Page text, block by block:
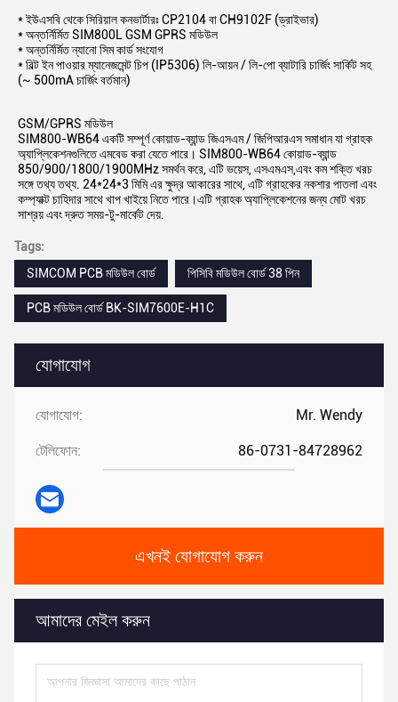
যোগাযোগ
যোগাযোগ: Mr. Wendy
টেলিফোন: 86-0731-84728962
এখনই যোগাযোগ করুন
আমাদের মেইল ​​করুন
* ইউএসবি থেকে সিরিয়াল কনভার্টারঃ CP2104 বা CH9102F (ড্রাইভার)
* অন্তর্নির্মিত SIM800L GSM GPRS মডিউল
* অন্তর্নির্মিত ন্যানো সিম কার্ড সংযোগ
* বিল্ট ইন পাওয়ার ম্যানেজমেন্ট চিপ (IP5306) লি-আয়ন / লি-পো ব্যাটারি চার্জিং সার্কিট সহ
(~ 500mA চার্জিং বর্তমান)
GSM/GPRS মডিউল
SIM800-WB64 একটি সম্পূর্ণ কোয়াড-ব্যান্ড জিএসএম / জিপিআরএস সমাধান যা গ্রাহক
অ্যাপ্লিকেশনগুলিতে এমবেড করা যেতে পারে। SIM800-WB64 কোয়াড-ব্যান্ড
850/900/1800/1900MHz সমর্থন করে, এটি ভয়েস, এসএমএস,এবং কম শক্তি খরচ
সঙ্গে তথ্য তথ্য. 24*24*3 মিমি এর ক্ষুদ্র আকারের সাথে, এটি গ্রাহকের নকশার পাতলা এবং
কম্প্যাক্ট চাহিদার সাথে খাপ খাইয়ে নিতে পারে।এটি গ্রাহক অ্যাপ্লিকেশনের জন্য মোট খরচ
সাশ্রয় এবং দ্রুত সময়-টু-মার্কেট দেয়.
Tags:
SIMCOM PCB মডিউল বোর্ড
পিসিবি মডিউল বোর্ড 38 পিন
PCB মডিউল বোর্ড BK-SIM7600E-H1C